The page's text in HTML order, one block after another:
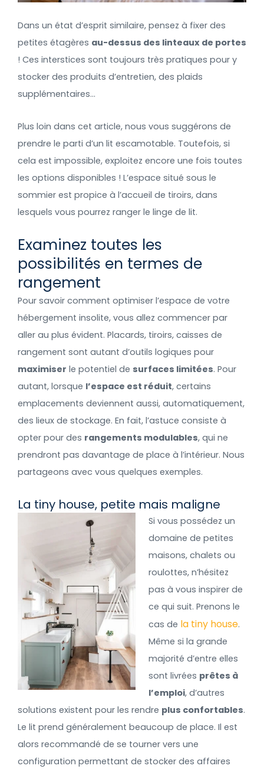
Dans un état d’esprit similaire, pensez à fixer des
petites étagères au-dessus des linteaux de portes
! Ces interstices sont toujours très pratiques pour y
stocker des produits d’entretien, des plaids
supplémentaires…
Plus loin dans cet article, nous vous suggérons de
prendre le parti d’un lit escamotable. Toutefois, si
cela est impossible, exploitez encore une fois toutes
les options disponibles ! L’espace situé sous le
sommier est propice à l’accueil de tiroirs, dans
lesquels vous pourrez ranger le linge de lit.
Examinez toutes les
possibilités en termes de
rangement
Pour savoir comment optimiser l’espace de votre
hébergement insolite, vous allez commencer par
aller au plus évident. Placards, tiroirs, caisses de
rangement sont autant d’outils logiques pour
maximiser le potentiel de surfaces limitées. Pour
autant, lorsque l’espace est réduit, certains
emplacements deviennent aussi, automatiquement,
des lieux de stockage. En fait, l’astuce consiste à
opter pour des rangements modulables, qui ne
prendront pas davantage de place à l’intérieur. Nous
partageons avec vous quelques exemples.
La tiny house, petite mais maligne
Si vous possédez un
domaine de petites
maisons, chalets ou
roulottes, n’hésitez
pas à vous inspirer de
ce qui suit. Prenons le
cas de la tiny house.
Même si la grande
majorité d’entre elles
sont livrées prêtes à
l’emploi, d’autres
solutions existent pour les rendre plus confortables.
Le lit prend généralement beaucoup de place. Il est
alors recommandé de se tourner vers une
configuration permettant de stocker des affaires